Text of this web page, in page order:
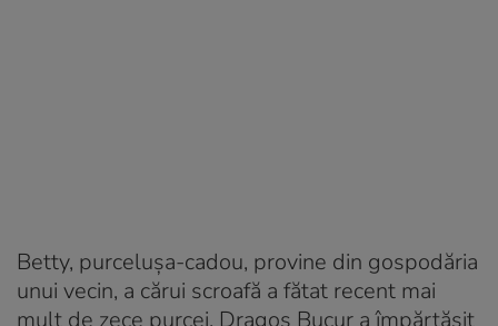
Betty, purcelușa-cadou, provine din gospodăria
unui vecin, a cărui scroafă a fătat recent mai
mult de zece purcei. Dragoș Bucur a împărtășit